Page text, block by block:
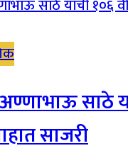
साठे
साजरी